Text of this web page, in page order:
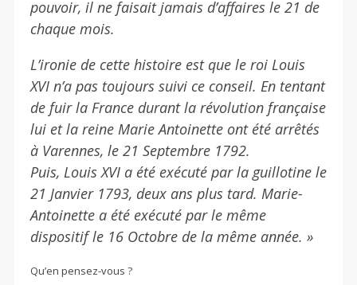
pouvoir, il ne faisait jamais d’affaires le 21 de
chaque mois.
L’ironie de cette histoire est que le roi Louis
XVI n’a pas toujours suivi ce conseil. En tentant
de fuir la France durant la révolution française
lui et la reine Marie Antoinette ont été arrêtés
à Varennes, le 21 Septembre 1792.
Puis, Louis XVI a été exécuté par la guillotine le
21 Janvier 1793, deux ans plus tard. Marie-
Antoinette a été exécuté par le même
dispositif le 16 Octobre de la même année. »
Qu’en pensez-vous ?